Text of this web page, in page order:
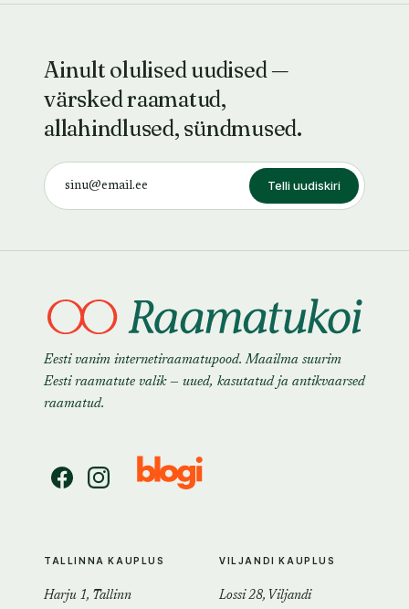
Ainult olulised uudised —
värsked raamatud,
allahindlused, sündmused.
Telli uudiskiri
Eesti vanim internetiraamatupood. Maailma suurim
Eesti raamatute valik — uued, kasutatud ja antikvaarsed
raamatud.
TALLINNA KAUPLUS
Harju 1, Tallinn
VILJANDI KAUPLUS
Lossi 28, Viljandi